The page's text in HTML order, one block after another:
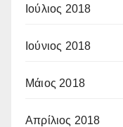
Ιούλιος 2018
Ιούνιος 2018
Μάιος 2018
Απρίλιος 2018